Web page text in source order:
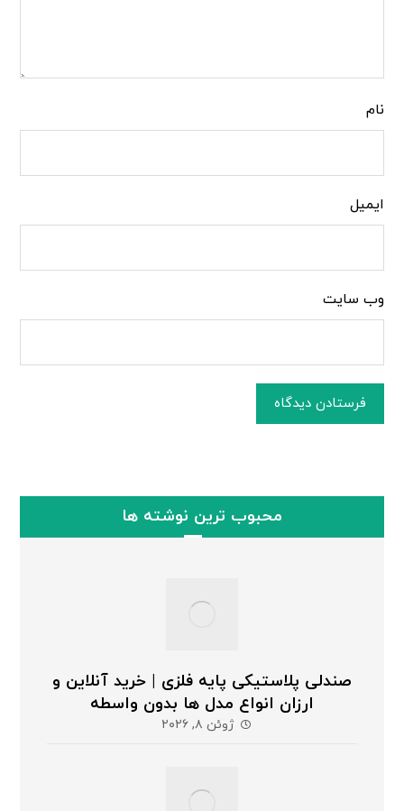
نام
ایمیل
وب‌ سایت
فرستادن دیدگاه
محبوب ترین نوشته ها
صندلی پلاستیکی پایه فلزی | خرید آنلاین و
ارزان انواع مدل ها بدون واسطه
ژوئن ۸, ۲۰۲۶